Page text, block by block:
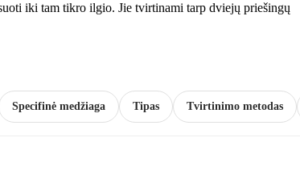
iki tam tikro ilgio. Jie tvirtinami tarp dviejų priešingų
Specifinė medžiaga Tipas Tvirtinimo metodas